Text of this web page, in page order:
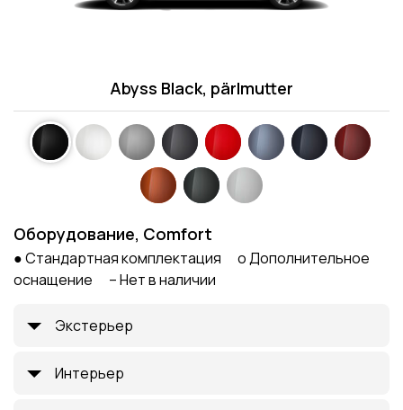
Abyss Black, pärlmutter
Оборудование, Comfort
● Стандартная комплектация o Дополнительное
оснащение – Нет в наличии
Экстерьер
Интерьер